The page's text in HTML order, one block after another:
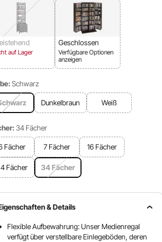
auf Lager
Geschlossen
Verfügbare Optionen
anzeigen
Schwarz
Dunkelbraun Weiß
34 Fächer
Fächer 7 Fächer 16 Fächer
Fächer 34 Fächer
& Details
Flexible Aufbewahrung: Unser Medienregal
verfügt über verstellbare Einlegeböden, deren